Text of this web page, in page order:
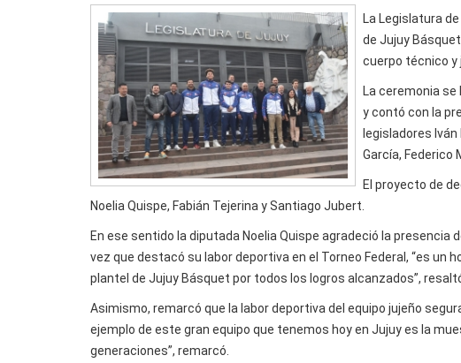
La Legislatura
de Jujuy
cuerpo técnico y
La ceremonia se
y contó con la
legisladores
García, Federico
El proyecto de
Noelia Quispe, Fabián Tejerina y Santiago Jubert.
En ese sentido la diputada Noelia Quispe agradeció la presencia
vez que destacó su labor deportiva en el Torneo Federal, “es un
plantel de Jujuy Básquet por todos los logros alcanzados”,
Asimismo, remarcó que la labor deportiva del equipo jujeño
ejemplo de este gran equipo que tenemos hoy en Jujuy es la
generaciones”, remarcó.